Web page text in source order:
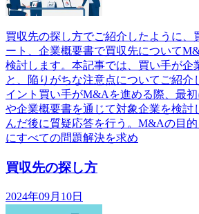
買収先の探し方でご紹介したように、
ート、企業概要書で買収先について
検討します。本記事では、買い手が企
と、陥りがちな注意点についてご紹介
イント買い手がM&Aを進める際、最
や企業概要書を通じて対象企業を検討
んだ後に質疑応答を行う。M&Aの目
にすべての問題解決を求め
買収先の探し方
2024年09月10日